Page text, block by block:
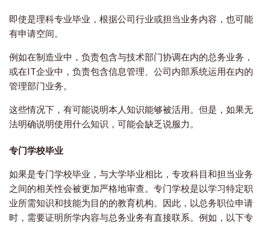
即使是理科专业毕业，根据公司行业或担当业务内容，也可能
有申请空间。
例如在制造业中，负责包含与技术部门协调在内的总务业务，
或在IT企业中，负责包含信息管理、公司内部系统运用在内的
管理部门业务。
这些情况下，有可能说明本人知识能够被活用。但是，如果无
法明确说明使用什么知识，可能会缺乏说服力。
专门学校毕业
如果是专门学校毕业，与大学毕业相比，专攻科目和担当业务
之间的相关性会被更加严格地审查。专门学校是以学习特定职
业所需知识和技能为目的的教育机构。因此，以总务职位申请
时，需要证明所学内容与总务业务有直接联系。例如，以下专